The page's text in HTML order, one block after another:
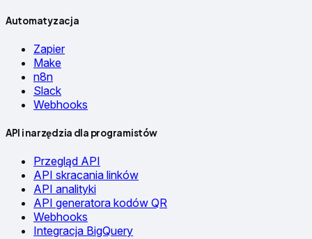
Automatyzacja
Zapier
Make
n8n
Slack
Webhooks
API i narzędzia dla programistów
Przegląd API
API skracania linków
API analityki
API generatora kodów QR
Webhooks
Integracja BigQuery